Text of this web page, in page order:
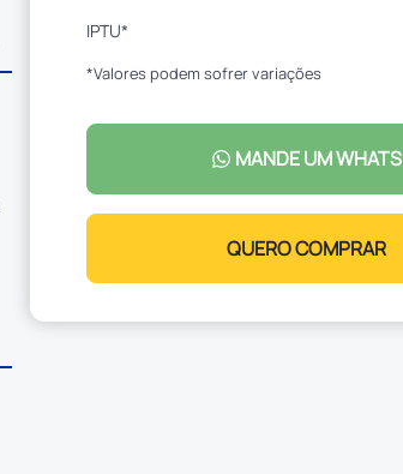
IPTU*
*Valores podem sofrer variações
MANDE UM WHATS
QUERO COMPRAR